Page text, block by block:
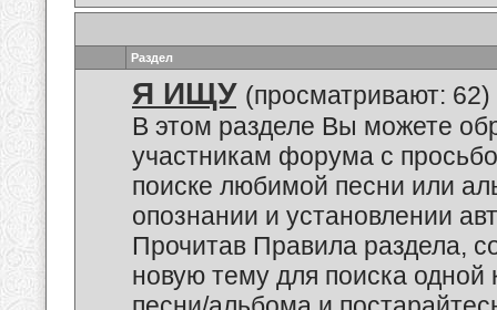
Раздел
Я ИЩУ (просматривают: 62)
В этом разделе Вы можете
участникам форума с
поиске любимой песни или
опознании и установлении
Прочитав Правила раздела,
новую тему для поиска одной